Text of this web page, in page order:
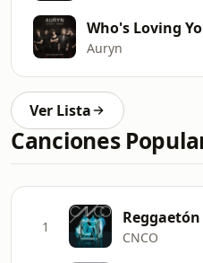
Auryn
Ver Lista
Canciones
1
CNCO